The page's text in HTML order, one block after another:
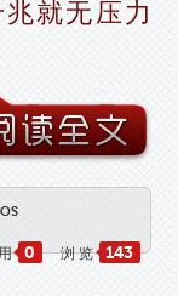
就无压力
OS
0 浏 览 143